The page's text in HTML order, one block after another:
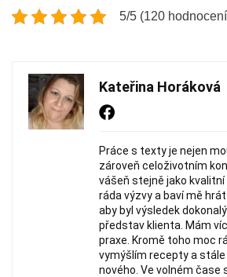
5/5 (120
Kateřina Horáková
Práce s texty je nejen
zároveň celoživotním
vášeň stejně jako kvalitní
ráda výzvy a baví mě
aby byl výsledek
představ klienta. Mám
praxe. Kromě toho moc
vymýšlím recepty a
nového. Ve volném čase